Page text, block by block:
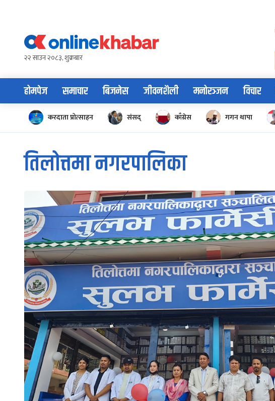
content२२ साउन २०८३, शुक्रबार
होमपेज समाचार बिजनेस जीवनशैली मनोरञ्जन विचार
करदाता प्रोत्साहन संसद् काँग्रेस गगन थापा
तिलोत्तमा नगरपालिका